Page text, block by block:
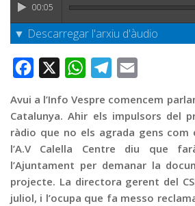
00:05
▼ Descarregar l'arxiu d'àudio
Facebook WhatsAppTelegram
Avui a l’Info Vespre comencem
Catalunya. Ahir els impulsors del
ràdio que no els agrada gens com
l’A.V Calella Centre diu que
l’Ajuntament per demanar la
projecte. La directora gerent del
juliol, i l’ocupa que fa messo